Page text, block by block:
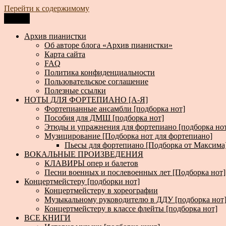
Перейти к содержимому
Архив пианистки
Всё для пианистов: ноты, книги, музыка, статьи…
Архив пианистки
Об авторе блога «Архив пианистки»
Карта сайта
FAQ
Политика конфиденциальности
Пользовательское соглашение
Полезные ссылки
НОТЫ ДЛЯ ФОРТЕПИАНО [А-Я]
Фортепианные ансамбли [подборка нот]
Пособия для ДМШ [подборка нот]
Этюды и упражнения для фортепиано [подборка
Музицирование [Подборка нот для фортепиано]
Пьесы для фортепиано [Подборка от
ВОКАЛЬНЫЕ ПРОИЗВЕДЕНИЯ
КЛАВИРЫ опер и балетов
Песни военных и послевоенных лет [Подборка нот]
Концертмейстеру [подборки нот]
Концертмейстеру в хореографии
Музыкальному руководителю в ДДУ [подборка нот]
Концертмейстеру в классе флейты [подборка нот]
ВСЕ КНИГИ